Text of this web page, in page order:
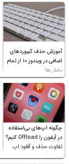
آموزش حذف کیبوردهای
اضافی در ویندوز ۱۰ از تمام
بخش‌ها
چگونه اپ‌های بی‌استفاده
در آیفون را Offload کنیم؟
تفاوت حذف و آفلود اپ
چیست؟